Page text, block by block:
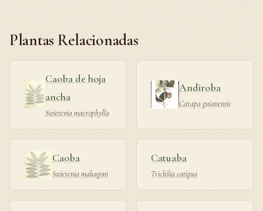
Plantas Relacionadas
Caoba de hoja
ancha
Swietenia macrophylla
Andiroba
Carapa guianensis
Caoba
Swietenia mahagoni
Catuaba
Trichilia catigua